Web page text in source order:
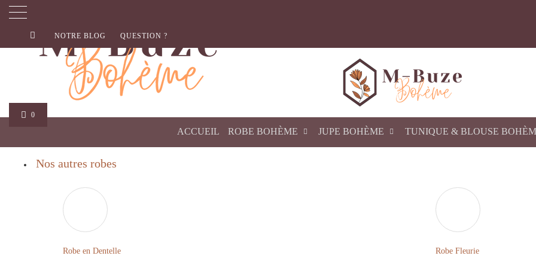
0
NOTRE BLOG QUESTION ?
ACCUEIL ROBE BOHÈME JUPE BOHÈME TUNIQUE & BLOUSE
Nos autres robes
Robe en Dentelle Robe Fleurie